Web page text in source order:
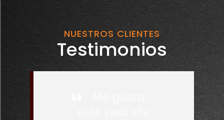
NUESTROS CLIENTES
Testimonios